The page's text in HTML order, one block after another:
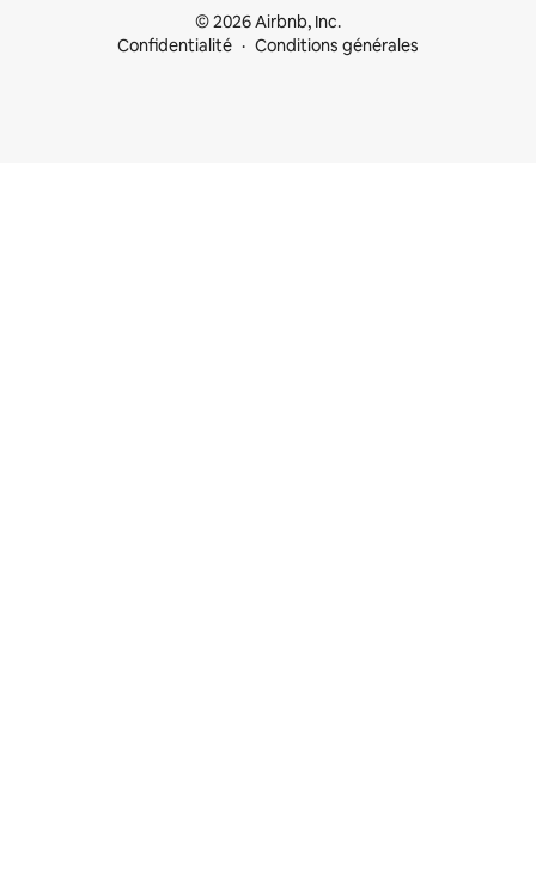
© 2026 Airbnb, Inc.
Confidentialité
Conditions générales